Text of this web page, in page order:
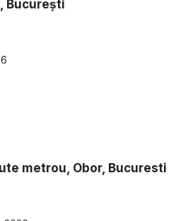
București
metrou, Obor, Bucuresti